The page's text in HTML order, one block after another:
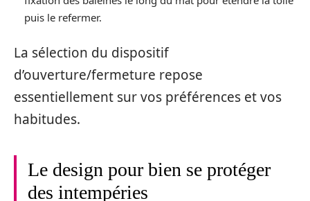
puis le refermer.
La sélection du dispositif
d’ouverture/fermeture repose
essentiellement sur vos préférences et vos
habitudes.
Le design pour bien se protéger
des intempéries